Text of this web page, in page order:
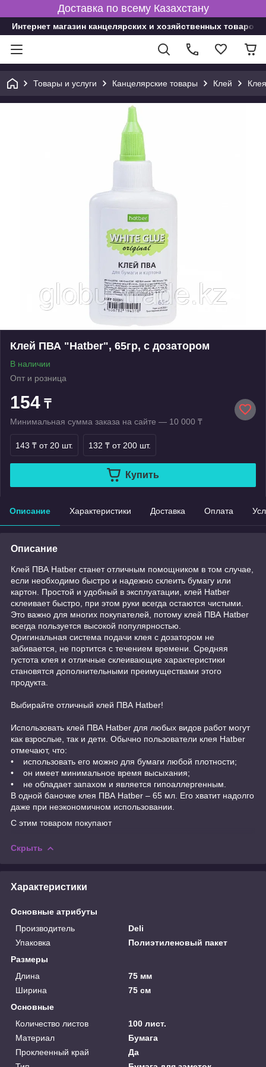
Доставка по всему Казахстану
Интернет магазин канцелярских и хозяйственных товаров
Товары и услуги Канцелярские товары Клей
Клей ПВА "Hatber", 65гр, с дозатором
В наличии
Опт и розница
154 ₸
Минимальная сумма заказа на сайте — 10 000 ₸
143 ₸ от 20 шт. 132 ₸ от 200 шт.
Купить
Описание Характеристики Доставка Оплата
Описание
Клей ПВА Hatber станет отличным помощником в том случае,
если необходимо быстро и надежно склеить бумагу или
картон. Простой и удобный в эксплуатации, клей Hatber
склеивает быстро, при этом руки всегда остаются чистыми.
Это важно для многих покупателей, потому клей ПВА Hatber
всегда пользуется высокой популярностью.
Оригинальная система подачи клея с дозатором не
забивается, не портится с течением времени. Средняя
густота клея и отличные склеивающие характеристики
становятся дополнительными преимуществами этого
продукта.
Выбирайте отличный клей ПВА Hatber!
Использовать клей ПВА Hatber для любых видов работ могут
как взрослые, так и дети. Обычно пользователи клея Hatber
отмечают, что:
• использовать его можно для бумаги любой плотности;
• он имеет минимальное время высыхания;
• не обладает запахом и является гипоаллергенным.
В одной баночке клея ПВА Hatber – 65 мл. Его хватит надолго
даже при неэкономичном использовании.
С этим товаром покупают
Скрыть
Характеристики
Основные атрибуты
Производитель
Deli
Упаковка
Полиэтиленовый пакет
Размеры
Длина
75 мм
Ширина
75 см
Основные
Количество листов
100 лист.
Материал
Бумага
Проклеенный край
Да